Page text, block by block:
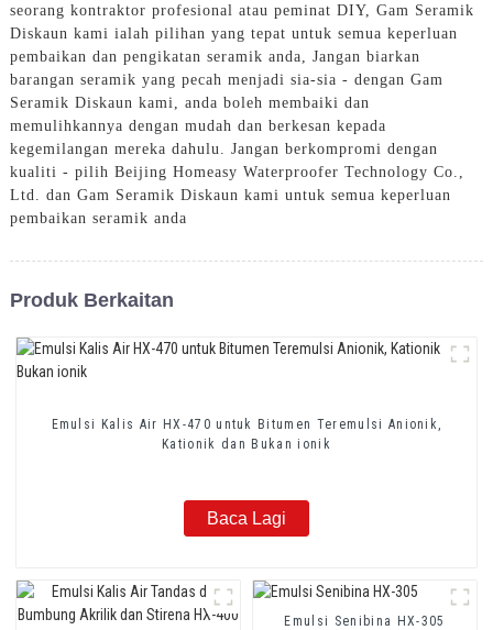
seorang kontraktor profesional atau peminat DIY, Gam Seramik
Diskaun kami ialah pilihan yang tepat untuk semua keperluan
pembaikan dan pengikatan seramik anda, Jangan biarkan
barangan seramik yang pecah menjadi sia-sia - dengan Gam
Seramik Diskaun kami, anda boleh membaiki dan
memulihkannya dengan mudah dan berkesan kepada
kegemilangan mereka dahulu. Jangan berkompromi dengan
kualiti - pilih Beijing Homeasy Waterproofer Technology Co.,
Ltd. dan Gam Seramik Diskaun kami untuk semua keperluan
pembaikan seramik anda
Produk Berkaitan
Emulsi Kalis Air HX-470 untuk Bitumen Teremulsi Anionik,
Kationik dan Bukan ionik
Baca Lagi
Emulsi Senibina HX-305